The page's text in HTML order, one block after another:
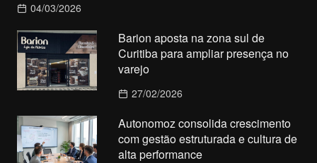
04/03/2026
Barion aposta na zona sul de
Curitiba para ampliar presença no
varejo
27/02/2026
Autonomoz consolida crescimento
com gestão estruturada e cultura de
alta performance